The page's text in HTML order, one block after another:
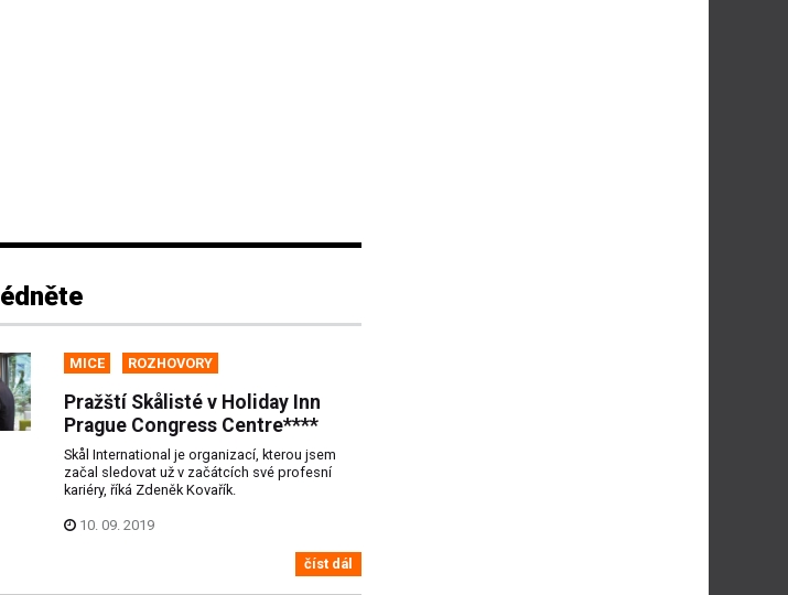
MICE ROZHOVORY
Pražští Skålisté v Holiday Inn
Prague Congress Centre****
Skål International je organizací, kterou jsem
začal sledovat už v začátcích své profesní
kariéry, říká Zdeněk Kovařík.
10. 09. 2019
číst dál